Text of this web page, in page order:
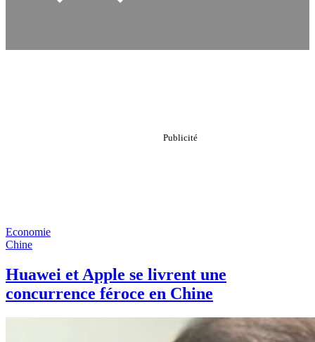
Economie
Chine
Huawei et Apple se livrent une
concurrence féroce en Chine